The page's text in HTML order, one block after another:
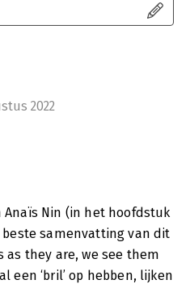
2022
Nin (in het hoofdstuk
samenvatting van dit
as they are, we see them
een ‘bril’ op hebben, lijken